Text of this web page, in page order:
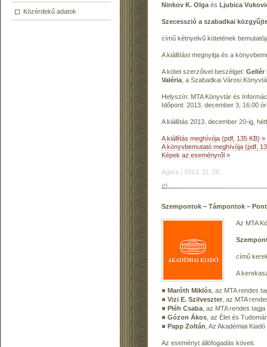
Közérdekű adatok
Ninkov K. Olga és Ljubica
Szecesszió a szabadkai
című kétnyelvű kötetének
A kiállítást megnyitja és a
A kötet szerzőivel beszélget: Gellér
Valéria , a Szabadkai Városi
Helyszín: MTA Könyvtár és
Időpont: 2013. december 3, 16:00
A kiállítás 2013. december 20-ig,
A kiállítás meghívója (pdf, 135 KB) »
A könyvbemutató meghívója (pdf,
Képek az eseményről »
Agora | 2013. 11. 28.
Szempontok – Támpontok –
Az MTA
című
A
Maróth Miklós , az MTA rendes
Vizi E. Szilveszter , az MTA
Pléh Csaba , az MTA rendes tagja
Gózon Ákos , az Élet és
Papp Zoltán , Az Akadémiai
Az eseményt állófogadás követi.